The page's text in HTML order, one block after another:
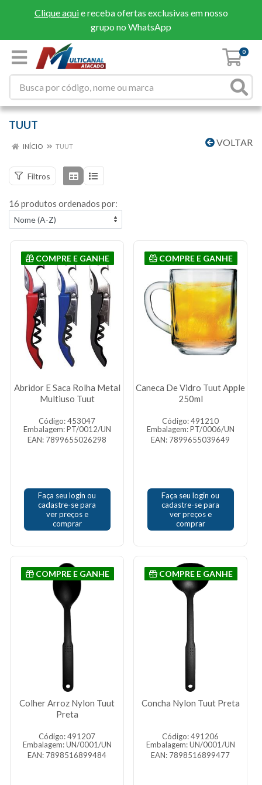
Clique aquie receba ofertas exclusivas em nosso
grupo no WhatsApp
0
TUUT
VOLTAR
INÍCIO TUUT
Filtros
16 produtos ordenados por:
COMPRE E GANHE
Abridor E Saca Rolha Metal
Multiuso Tuut
Código: 453047
Embalagem: PT/0012/UN
EAN: 7899655026298
Faça seu login ou
cadastre-se para
ver preços e
comprar
COMPRE E GANHE
Caneca De Vidro Tuut Apple
250ml
Código: 491210
Embalagem: PT/0006/UN
EAN: 7899655039649
Faça seu login ou
cadastre-se para
ver preços e
comprar
COMPRE E GANHE
Colher Arroz Nylon Tuut
Preta
Código: 491207
Embalagem: UN/0001/UN
EAN: 7898516899484
COMPRE E GANHE
Concha Nylon Tuut Preta
Código: 491206
Embalagem: UN/0001/UN
EAN: 7898516899477